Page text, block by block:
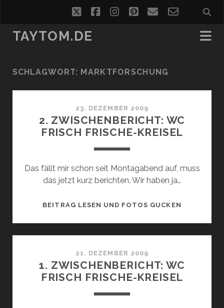
twitterfacebookinstagram
pinterest
emailemail-
form
TAYTOM.DE
SCHLAGWORT: MARKTFORSCHUNG
23. DEZEMBER 2009
2. ZWISCHENBERICHT: WC
FRISCH FRISCHE-KREISEL
Das fällt mir schon seit Montagabend auf, muss
das jetzt kurz berichten. Wir haben ja…
BEITRAG LESEN UND FOTOS GUCKEN
KREISEL
21. DEZEMBER 2009
1. ZWISCHENBERICHT: WC
FRISCH FRISCHE-KREISEL